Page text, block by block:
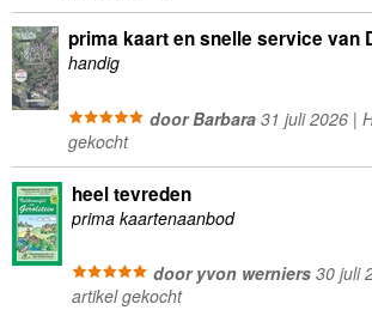
prima kaart en snelle service van
handig
door Barbara31 juli 2026 |
gekocht
heel tevreden
prima kaartenaanbod
door yvon werniers30 juli
artikel gekocht